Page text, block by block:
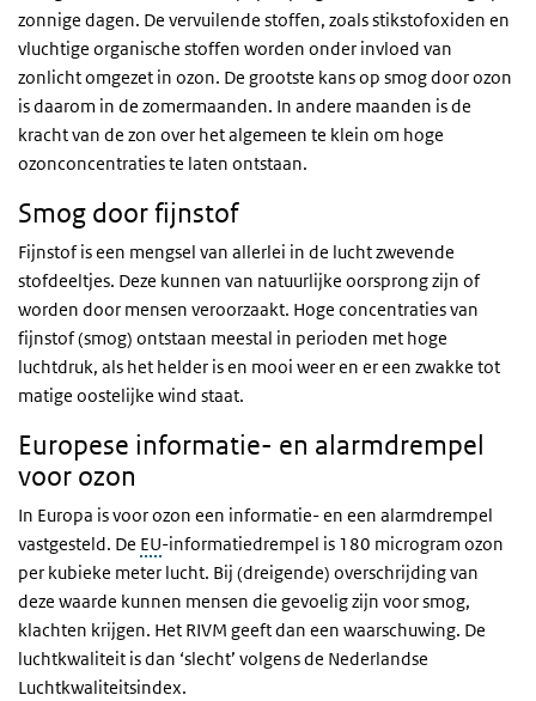
zonnige dagen. De vervuilende stoffen, zoals stikstofoxiden en
vluchtige organische stoffen worden onder invloed van
zonlicht omgezet in ozon. De grootste kans op smog door ozon
is daarom in de zomermaanden. In andere maanden is de
kracht van de zon over het algemeen te klein om hoge
ozonconcentraties te laten ontstaan.
Smog door fijnstof
Fijnstof is een mengsel van allerlei in de lucht zwevende
stofdeeltjes. Deze kunnen van natuurlijke oorsprong zijn of
worden door mensen veroorzaakt. Hoge concentraties van
fijnstof (smog) ontstaan meestal in perioden met hoge
luchtdruk, als het helder is en mooi weer en er een zwakke tot
matige oostelijke wind staat.
Europese informatie- en alarmdrempel
voor ozon
In Europa is voor ozon een informatie- en een alarmdrempel
vastgesteld. De EU-informatiedrempel is 180 microgram ozon
per kubieke meter lucht. Bij (dreigende) overschrijding van
deze waarde kunnen mensen die gevoelig zijn voor smog,
klachten krijgen. Het RIVM geeft dan een waarschuwing. De
luchtkwaliteit is dan ‘slecht’ volgens de Nederlandse
Luchtkwaliteitsindex.